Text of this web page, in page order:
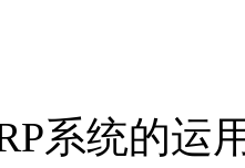
系统的运